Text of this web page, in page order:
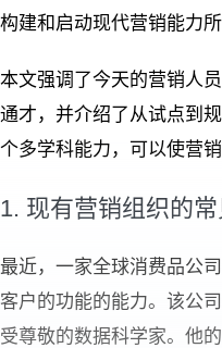
构建和启动现代营销能力所
本文强调了今天的营销人
通才，并介绍了从试点到
个多学科能力，可以使营
1. 现有营销组织的
最近，一家全球消费品公
客户的功能的能力。该公
受尊敬的数据科学家。他